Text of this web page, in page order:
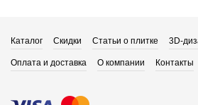
Каталог Скидки Статьи о плитке 3D-
Оплата и доставка О компании Контакты